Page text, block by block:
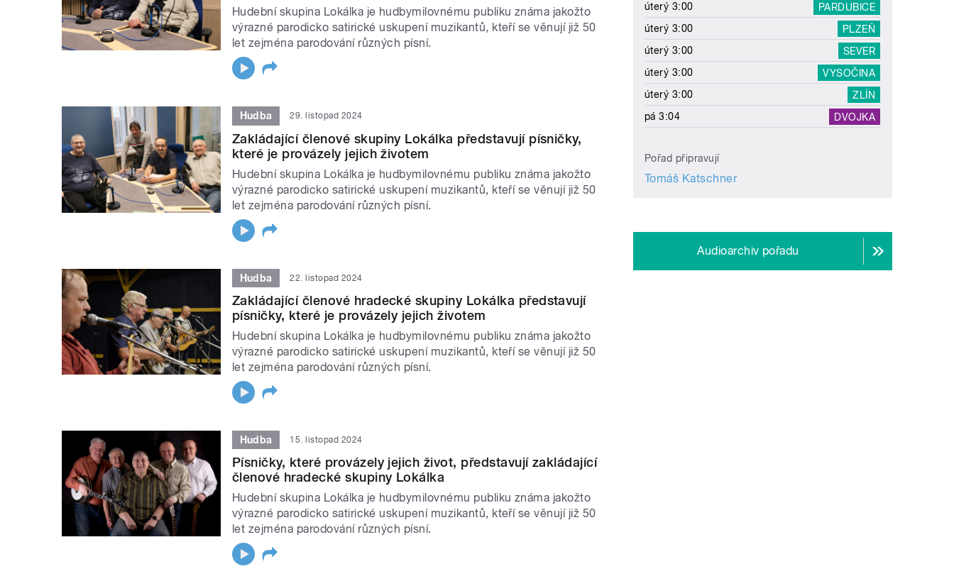
Hudební skupina Lokálka je hudbymilovnému publiku známa jakožto
výrazné parodicko satirické uskupení muzikantů, kteří se věnují již 50
let zejména parodování různých písní.
Hudba 29. listopad 2024
Zakládající členové skupiny Lokálka představují písničky,
které je provázely jejich životem
Hudební skupina Lokálka je hudbymilovnému publiku známa jakožto
výrazné parodicko satirické uskupení muzikantů, kteří se věnují již 50
let zejména parodování různých písní.
Hudba 22. listopad 2024
Zakládající členové hradecké skupiny Lokálka představují
písničky, které je provázely jejich životem
Hudební skupina Lokálka je hudbymilovnému publiku známa jakožto
výrazné parodicko satirické uskupení muzikantů, kteří se věnují již 50
let zejména parodování různých písní.
Hudba 15. listopad 2024
Písničky, které provázely jejich život, představují zakládající
členové hradecké skupiny Lokálka
Hudební skupina Lokálka je hudbymilovnému publiku známa jakožto
výrazné parodicko satirické uskupení muzikantů, kteří se věnují již 50
let zejména parodování různých písní.
úterý 3:00
PARDUBICE
úterý 3:00
PLZEŇ
úterý 3:00
SEVER
úterý 3:00
VYSOČINA
úterý 3:00
ZLÍN
pá 3:04
DVOJKA
Pořad připravují
Tomáš Katschner
Audioarchiv pořadu